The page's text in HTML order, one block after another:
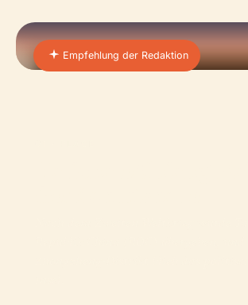
Empfehlung der Redaktion